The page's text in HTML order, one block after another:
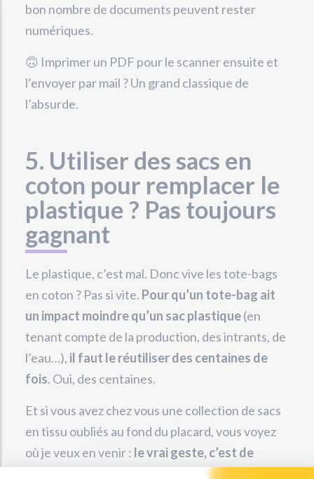
bon nombre de documents peuvent rester
numériques.
🙃 Imprimer un PDF pour le scanner ensuite et
l’envoyer par mail ? Un grand classique de
l’absurde.
5. Utiliser des sacs en
coton pour remplacer le
plastique ? Pas toujours
gagnant
Le plastique, c’est mal. Donc vive les tote-bags
en coton ? Pas si vite. Pour qu’un tote-bag ait
un impact moindre qu’un sac plastique(en
tenant compte de la production, des intrants, de
l’eau…), il faut le réutiliser des centaines de
fois. Oui, des centaines.
Et si vous avez chez vous une collection de sacs
en tissu oubliés au fond du placard, vous voyez
où je veux en venir : le vrai geste, c’est de